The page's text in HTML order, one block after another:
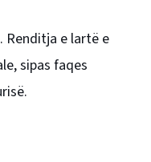
Renditja e lartë e
sipas faqes